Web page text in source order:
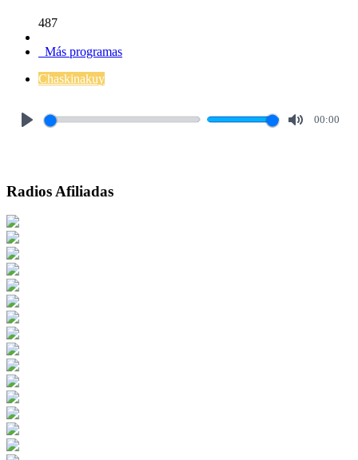
487
Más programas
Chaskinakuy
00:00
Radios Afiliadas